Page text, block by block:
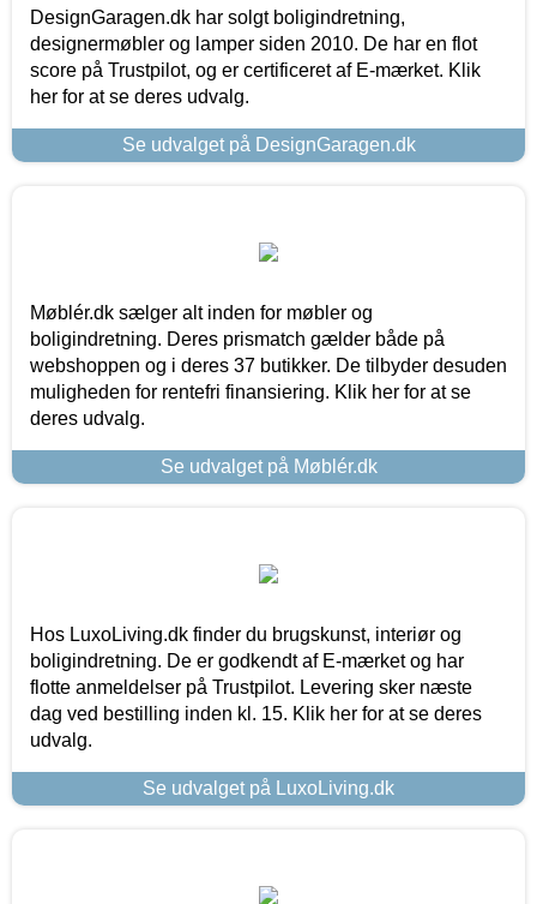
DesignGaragen.dk har solgt boligindretning,
designermøbler og lamper siden 2010. De har en flot
score på Trustpilot, og er certificeret af E-mærket. Klik
her for at se deres udvalg.
Se udvalget på DesignGaragen.dk
Møblér.dk sælger alt inden for møbler og
boligindretning. Deres prismatch gælder både på
webshoppen og i deres 37 butikker. De tilbyder desuden
muligheden for rentefri finansiering. Klik her for at se
deres udvalg.
Se udvalget på Møblér.dk
Hos LuxoLiving.dk finder du brugskunst, interiør og
boligindretning. De er godkendt af E-mærket og har
flotte anmeldelser på Trustpilot. Levering sker næste
dag ved bestilling inden kl. 15. Klik her for at se deres
udvalg.
Se udvalget på LuxoLiving.dk